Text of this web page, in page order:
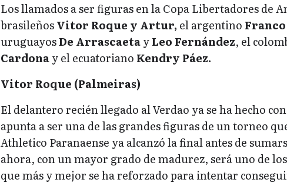
Los llamados a ser figuras en la Copa Libertadores de
brasileñosVitor Roque y Artur, el argentino
uruguayosDe ArrascaetayLeo Fernández, el
Cardonay el ecuatoriano Kendry Páez.
Vitor Roque (Palmeiras)
El delantero recién llegado al Verdao ya se ha hecho
apunta a ser una de las grandes figuras de un torneo
Athletico Paranaense ya alcanzó la final antes de
ahora, con un mayor grado de madurez, será uno de
que más y mejor se ha reforzado para intentar